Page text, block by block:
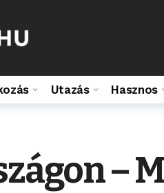
Utazás Hasznos
–